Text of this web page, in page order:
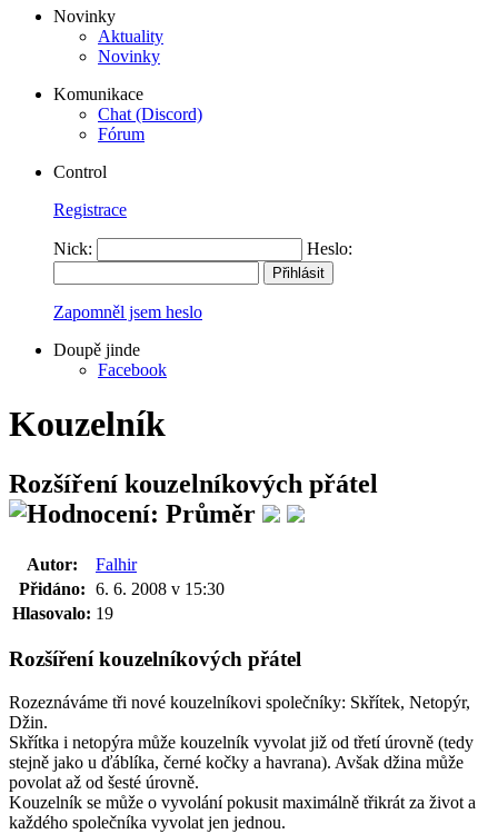
Novinky
Aktuality
Novinky
Komunikace
Chat (Discord)
Fórum
Control
Registrace
Nick: Heslo:
Zapomněl jsem heslo
Doupě jinde
Facebook
Kouzelník
Rozšíření kouzelníkových přátel
Autor:
Falhir
Přidáno: 6. 6. 2008 v 15:30
Hlasovalo: 19
Rozšíření kouzelníkových přátel
Rozeznáváme tři nové kouzelníkovi společníky: Skřítek, Netopýr,
Džin.
Skřítka i netopýra může kouzelník vyvolat již od třetí úrovně (tedy
stejně jako u ďáblíka, černé kočky a havrana). Avšak džina může
povolat až od šesté úrovně.
Kouzelník se může o vyvolání pokusit maximálně třikrát za život a
každého společníka vyvolat jen jednou.